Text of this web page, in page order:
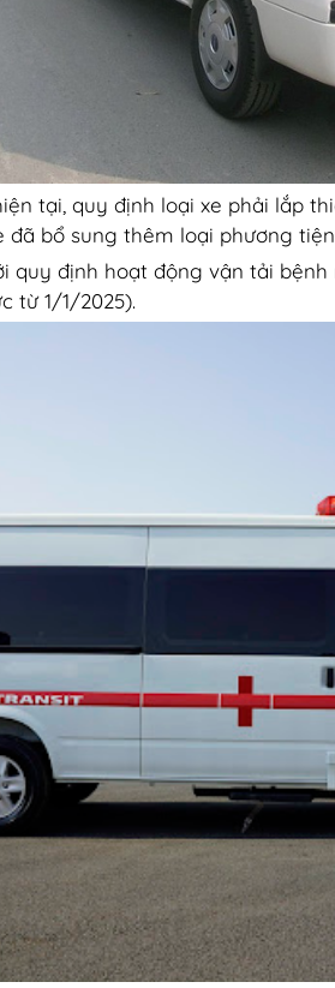
tại, quy định loại xe phải lắp
đã bổ sung thêm loại phương
quy định hoạt động vận tải
từ 1/1/2025).